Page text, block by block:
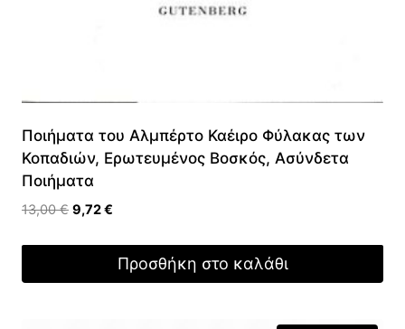
Ποιήματα του Αλμπέρτο Καέιρο Φύλακας των
Κοπαδιών, Ερωτευμένος Βοσκός, Ασύνδετα
Ποιήματα
13,00€ Original
13,00 €.
9,72€
είναι:
Προσθήκη στο καλάθι